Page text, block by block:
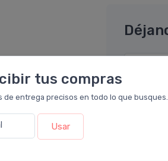
tus compras
de entrega precisos en todo lo que busques.
Usar
mejor difusor
Nombre
Email*